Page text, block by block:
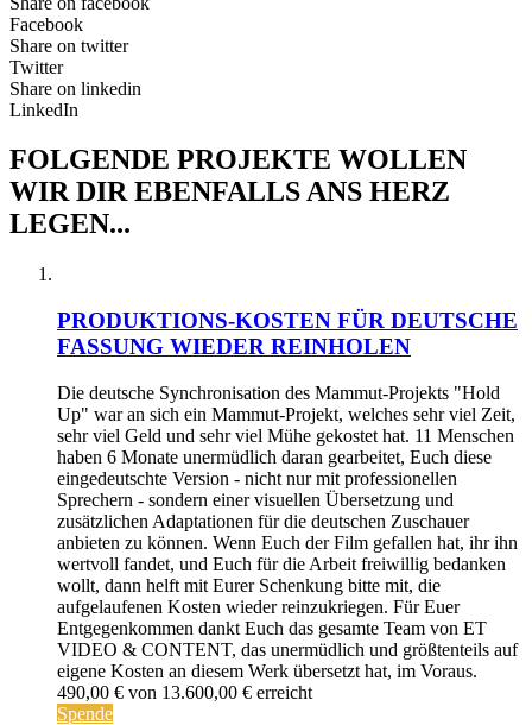
Facebook
Share on twitter
Twitter
Share on linkedin
LinkedIn
FOLGENDE PROJEKTE WOLLEN
WIR DIR EBENFALLS ANS HERZ
LEGEN...
PRODUKTIONS-KOSTEN FÜR DEUTSCHE
FASSUNG WIEDER REINHOLEN
Die deutsche Synchronisation des Mammut-Projekts "Hold
Up" war an sich ein Mammut-Projekt, welches sehr viel Zeit,
sehr viel Geld und sehr viel Mühe gekostet hat. 11 Menschen
haben 6 Monate unermüdlich daran gearbeitet, Euch diese
eingedeutschte Version - nicht nur mit professionellen
Sprechern - sondern einer visuellen Übersetzung und
zusätzlichen Adaptationen für die deutschen Zuschauer
anbieten zu können. Wenn Euch der Film gefallen hat, ihr ihn
wertvoll fandet, und Euch für die Arbeit freiwillig bedanken
wollt, dann helft mit Eurer Schenkung bitte mit, die
aufgelaufenen Kosten wieder reinzukriegen. Für Euer
Entgegenkommen dankt Euch das gesamte Team von ET
VIDEO & CONTENT, das unermüdlich und größtenteils auf
eigene Kosten an diesem Werk übersetzt hat, im Voraus.
490,00 € von 13.600,00 € erreicht
Spende